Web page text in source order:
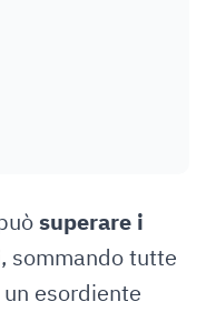
superare i
, sommando tutte
esordiente